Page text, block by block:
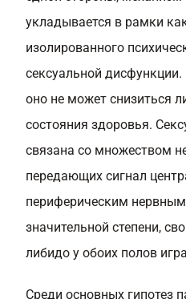
укладывается в рамки
изолированного
сексуальной
оно не может снизиться
состояния здоровья.
связана со множеством
передающих сигнал
периферическим
значительной степени,
либидо у обоих полов
Среди основных гипотез